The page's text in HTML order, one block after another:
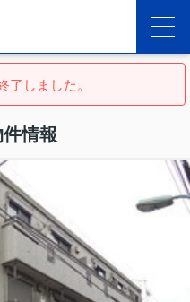
了しました。
情報